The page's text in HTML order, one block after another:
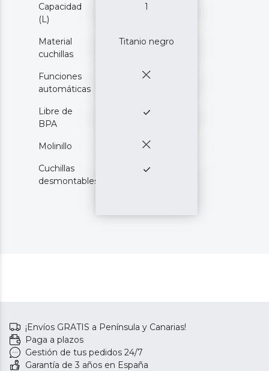
Capacidad
(L)
1
Material
cuchillas
Titanio negro
Funciones
automáticas
Libre de
BPA
Molinillo
Cuchillas
desmontables
¡Envíos GRATIS a Península y Canarias!
Paga a plazos
Gestión de tus pedidos 24/7
Garantía de 3 años en España